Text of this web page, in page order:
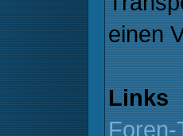
einen
Links